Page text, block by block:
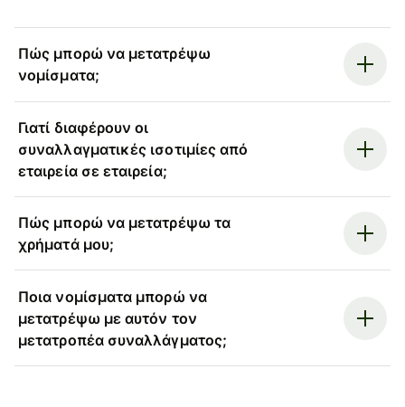
Πώς μπορώ να μετατρέψω
νομίσματα;
Γιατί διαφέρουν οι
συναλλαγματικές ισοτιμίες από
εταιρεία σε εταιρεία;
Πώς μπορώ να μετατρέψω τα
χρήματά μου;
Ποια νομίσματα μπορώ να
μετατρέψω με αυτόν τον
μετατροπέα συναλλάγματος;